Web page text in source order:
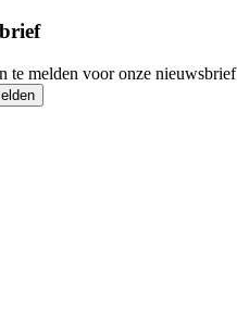
te melden voor onze nieuwsbrief